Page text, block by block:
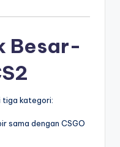
Besar-
tiga kategori:
sama dengan CSGO